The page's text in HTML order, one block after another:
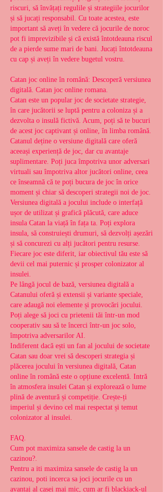
riscuri, să învățați regulile și strategiile jocurilor
și să jucați responsabil. Cu toate acestea, este
important să aveți în vedere că jocurile de noroc
pot fi imprevizibile și că există întotdeauna riscul
de a pierde sume mari de bani. Jucați întotdeauna
cu cap și aveți în vedere bugetul vostru.
Catan joc online în română: Descoperă versiunea
digitală. Catan joc online romana.
Catan este un popular joc de societate strategie,
în care jucătorii se luptă pentru a coloniza și a
dezvolta o insulă fictivă. Acum, poți să te bucuri
de acest joc captivant și online, în limba română.
Catanul deține o versiune digitală care oferă
aceeași experiență de joc, dar cu avantaje
suplimentare. Poți juca împotriva unor adversari
virtuali sau împotriva altor jucători online, ceea
ce înseamnă că te poți bucura de joc în orice
moment și chiar să descoperi strategii noi de joc.
Versiunea digitală a jocului include o interfață
ușor de utilizat și grafică plăcută, care aduce
insula Catan la viață în fața ta. Poți explora
insula, să construiești drumuri, să dezvolți așezări
și să concurezi cu alți jucători pentru resurse.
Fiecare joc este diferit, iar obiectivul tău este să
devii cel mai puternic și prosper colonizator al
insulei.
Pe lângă jocul de bază, versiunea digitală a
Catanului oferă și extensii și variante speciale,
care adaugă noi elemente și provocări jocului.
Poți alege să joci cu prietenii tăi într-un mod
cooperativ sau să te încerci într-un joc solo,
împotriva adversarilor AI.
Indiferent dacă ești un fan al jocului de societate
Catan sau doar vrei să descoperi strategia și
plăcerea jocului în versiunea digitală, Catan
online în română este o opțiune excelentă. Intră
în atmosfera insulei Catan și explorează o lume
plină de aventură și competiție. Crește-ți
imperiul și devino cel mai respectat și temut
colonizator al insulei.
FAQ.
Cum pot maximiza sansele de castig la un
cazinou?.
Pentru a iti maximiza sansele de castig la un
cazinou, poti incerca sa joci jocurile cu un
avantaj al casei mai mic, cum ar fi blackjack-ul